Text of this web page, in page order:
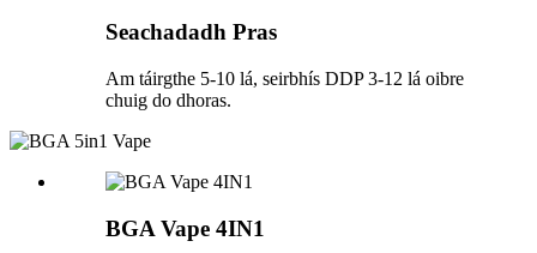
Seachadadh Pras
Am táirgthe 5-10 lá, seirbhís DDP 3-12 lá oibre
chuig do dhoras.
BGA Vape 4IN1